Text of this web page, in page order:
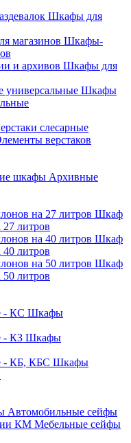
Шкафы для
Шкафы-
Шкафы для
Шкафы
слесарные
верстаков
Архивные
Шкаф
27 литров
Шкаф
40 литров
Шкаф
50 литров
Шкафы
Шкафы
Шкафы
Автомобильные сейфы
Мебельные сейфы